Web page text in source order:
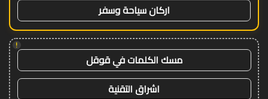
اركان سياحة وسفر
!
مسك الكلمات في قوقل
اشراق التقنية